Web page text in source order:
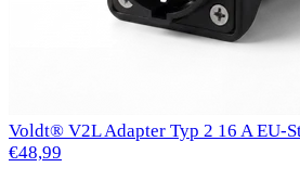
Voldt® V2L Adapter Typ 2 16 A EU-
€48,99